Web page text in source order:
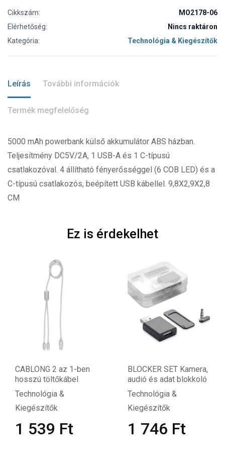
Cikkszám:
MO2178-06
Elérhetőség:
Nincs raktáron
Kategória:
Technológia & Kiegészítők
Leírás További információk
Termék megfelelőség
5000 mAh powerbank külső akkumulátor ABS házban.
Teljesítmény DC5V/2A, 1 USB-A és 1 C-típusú
csatlakozóval. 4 állítható fényerősséggel (6 COB LED) és a
C-típusú csatlakozós, beépített USB kábellel. 9,8X2,9X2,8
CM
Ez is érdekelhet
CABLONG 2 az 1-ben
hosszú töltőkábel
Technológia &
Kiegészítők
1 539 Ft
BLOCKER SET Kamera,
audió és adat blokkoló
Technológia &
Kiegészítők
1 746 Ft